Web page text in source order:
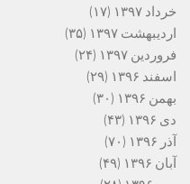
خرداد ۱۳۹۷
(۱۷)
اردیبهشت ۱۳۹۷
(۳۵)
فروردین ۱۳۹۷
(۲۴)
اسفند ۱۳۹۶
(۲۹)
بهمن ۱۳۹۶
(۳۰)
دی ۱۳۹۶
(۴۳)
آذر ۱۳۹۶
(۷۰)
آبان ۱۳۹۶
(۴۹)